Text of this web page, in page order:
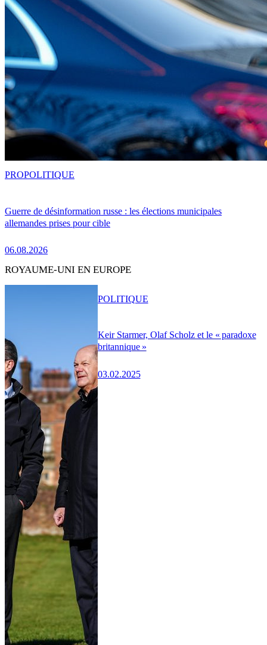
Guerre de désinformation russe : les élections municipales
allemandes prises pour cible
06.08.2026
PROPOLITIQUE
ROYAUME-UNI EN EUROPE
Keir Starmer, Olaf Scholz et le « paradoxe
britannique »
03.02.2025
POLITIQUE